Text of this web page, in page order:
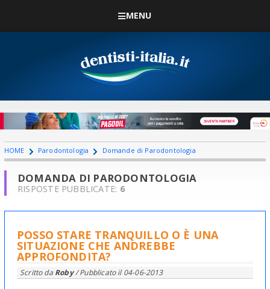
MENU
HOME Parodontologia Domande di Parodontologia
DOMANDA DI PARODONTOLOGIA
RISPOSTE PUBBLICATE: 6
POSSO STARE TRANQUILLO O È UNA
SITUAZIONE CHE ANDREBBE
APPROFONDITA?
Scritto da Roby/ Pubblicato il 04-06-2013